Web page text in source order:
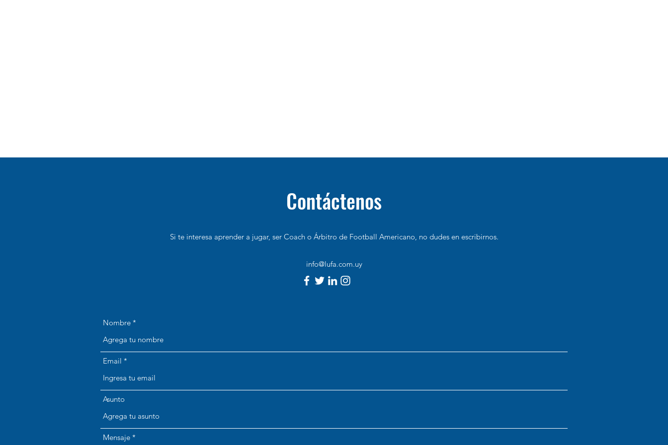
Contáctenos
Si te interesa aprender a jugar, ser Coach o Árbitro de Football Americano, no dudes en escribirnos.
info@lufa.com.uy
Nombre
Email
Asunto
Mensaje